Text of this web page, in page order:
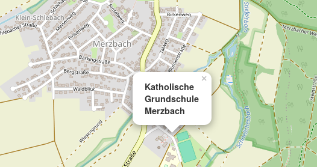
Katholische
Grundschule
Merzbach
×